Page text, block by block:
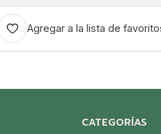
Agregar a la lista de
CATEGORÍAS